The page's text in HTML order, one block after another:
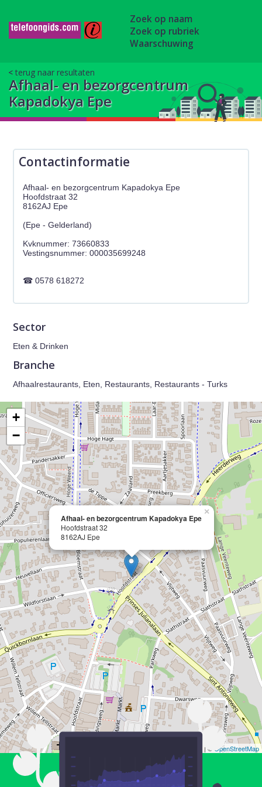
Zoek op naam
Zoek op rubriek
Waarschuwing
terug naar resultaten
Afhaal- en bezorgcentrum
Kapadokya Epe
Contactinformatie
Afhaal- en bezorgcentrum Kapadokya Epe
Hoofdstraat 32
8162AJ Epe
(Epe - Gelderland)
Kvknummer: 73660833
0578 618272
Sector
Eten & Drinken
Branche
Afhaalrestaurants, Eten, Restaurants, Restaurants - Turks
Afhaal- en bezorgcentrum Kapadokya Epe
Hoofdstraat 32
8162AJ Epe
×
+
−
| © OpenStreetMap